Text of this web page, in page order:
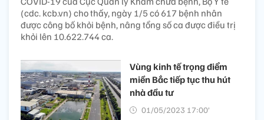
(cdc. kcb.vn) cho thấy, ngày 1/5 có 617 bệnh nhân
được công bố khỏi bệnh, nâng tổng số ca được điều trị
khỏi lên 10.622.744 ca.
Vùng kinh tế trọng điểm
miền Bắc tiếp tục thu hút
nhà đầu tư
01/05/2023 17:00’